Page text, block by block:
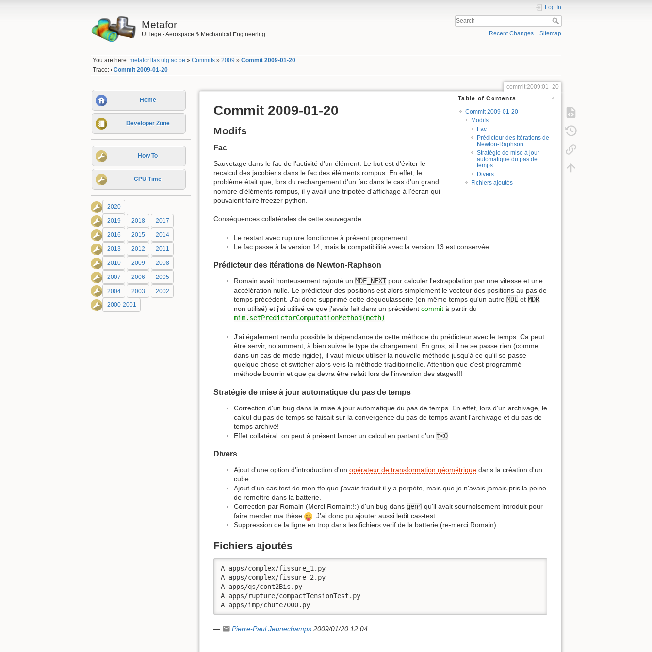
Metafor
ULiege - Aerospace & Mechanical Engineering
Log In
Recent Changes Sitemap
You are here:metafor.ltas.ulg.ac.be »Commits »2009 »Commit 2009-01-20
Trace: • Commit 2009-01-20
Home
Developer Zone
How To
CPU Time
2020
2019 2018 2017
2016 2015 2014
2013 2012 2011
2010 2009 2008
2007 2006 2005
2004 2003 2002
2000-2001
commit:2009:01_20
Table of Contents
Commit 2009-01-20
Modifs
Fac
Prédicteur des itérations de
Newton-Raphson
Stratégie de mise à jour
automatique du pas de
temps
Divers
Fichiers ajoutés
Commit 2009-01-20
Modifs
Fac
Sauvetage dans le fac de l'activité d'un élément. Le but est d'éviter le
recalcul des jacobiens dans le fac des éléments rompus. En effet, le
problème était que, lors du rechargement d'un fac dans le cas d'un grand
nombre d'éléments rompus, il y avait une tripotée d'affichage à l'écran qui
pouvaient faire freezer python.
Conséquences collatérales de cette sauvegarde:
Le restart avec rupture fonctionne à présent proprement.
Le fac passe à la version 14, mais la compatibilité avec la version 13 est conservée.
Prédicteur des itérations de Newton-Raphson
Romain avait honteusement rajouté un MDE_NEXT pour calculer l'extrapolation par une vitesse et une
accélération nulle. Le prédicteur des positions est alors simplement le vecteur des positions au pas de
temps précédent. J'ai donc supprimé cette dégueulasserie (en même temps qu'un autre MDE et MDR
non utilisé) et j'ai utilisé ce que j'avais fait dans un précédent commit à partir du
mim.setPredictorComputationMethod(meth).
J'ai également rendu possible la dépendance de cette méthode du prédicteur avec le temps. Ca peut
être servir, notamment, à bien suivre le type de chargement. En gros, si il ne se passe rien (comme
dans un cas de mode rigide), il vaut mieux utiliser la nouvelle méthode jusqu'à ce qu'il se passe
quelque chose et switcher alors vers la méthode traditionnelle. Attention que c'est programmé
méthode bourrin et que ça devra être refait lors de l'inversion des stages!!!
Stratégie de mise à jour automatique du pas de temps
Correction d'un bug dans la mise à jour automatique du pas de temps. En effet, lors d'un archivage, le
calcul du pas de temps se faisait sur la convergence du pas de temps avant l'archivage et du pas de
temps archivé!
Effet collatéral: on peut à présent lancer un calcul en partant d'un t<0
Divers
Ajout d'une option d'introduction d'un opérateur de transformation géométrique dans la création d'un
cube.
Ajout d'un cas test de mon tfe que j'avais traduit il y a perpète, mais que je n'avais jamais pris la peine
de remettre dans la batterie.
Correction par Romain (Merci Romain:!:) d'un bug dans gen4 qu'il avait sournoisement introduit pour
faire merder ma thèse
. J'ai donc pu ajouter aussi ledit cas-test.
Suppression de la ligne en trop dans les fichiers verif de la batterie (re-merci Romain)
Fichiers ajoutés
A apps/complex/fissure_1.py
A apps/complex/fissure_2.py
A apps/qs/cont2Bis.py
A apps/rupture/compactTensionTest.py
A apps/imp/chute7000.py
— Pierre-Paul Jeunechamps2009/01/20 12:04